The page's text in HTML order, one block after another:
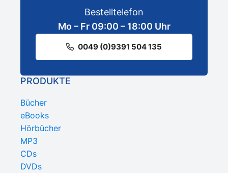
Bestelltelefon
Mo – Fr 09:00 – 18:00 Uhr
0049 (0)9391 504 135
PRODUKTE
Bücher
eBooks
Hörbücher
MP3
CDs
DVDs